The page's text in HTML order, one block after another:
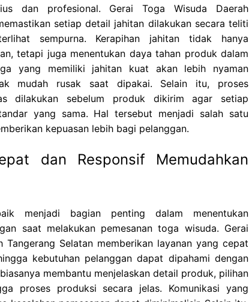
dan profesional. Gerai Toga Wisuda Daerah
setiap detail jahitan dilakukan secara teliti
sempurna. Kerapihan jahitan tidak hanya
tetapi juga menentukan daya tahan produk dalam
yang memiliki jahitan kuat akan lebih nyaman
mudah rusak saat dipakai. Selain itu, proses
dilakukan sebelum produk dikirim agar setiap
yang sama. Hal tersebut menjadi salah satu
kepuasan lebih bagi pelanggan.
dan Responsif Memudahkan
menjadi bagian penting dalam menentukan
saat melakukan pemesanan toga wisuda. Gerai
Tangerang Selatan memberikan layanan yang cepat
kebutuhan pelanggan dapat dipahami dengan
membantu menjelaskan detail produk, pilihan
proses produksi secara jelas. Komunikasi yang